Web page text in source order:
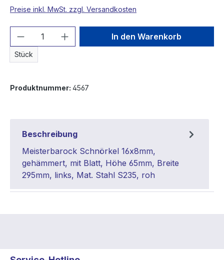
Preise inkl. MwSt. zzgl. Versandkosten
Produkt Anzahl: Gib den
Stück
In den Warenkorb
Produktnummer: 4567
Beschreibung
Meisterbarock Schnörkel 16x8mm,
gehämmert, mit Blatt, Höhe 65mm, Breite
295mm, links, Mat. Stahl S235, roh